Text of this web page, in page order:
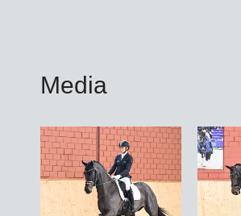
Media